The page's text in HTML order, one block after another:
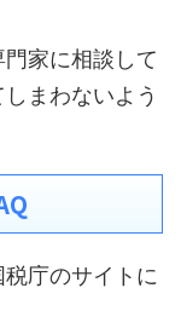
家に相談して
まわないよう
庁のサイトに